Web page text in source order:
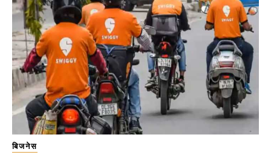
बिजनेस